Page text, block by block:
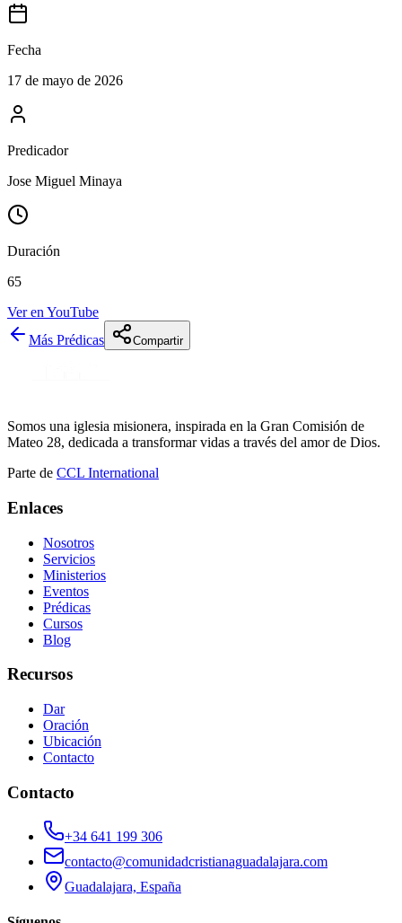
Fecha
17 de mayo de 2026
Predicador
Jose Miguel Minaya
Duración
65
Ver en YouTube
Más Prédicas
Compartir
Somos una iglesia misionera, inspirada en la Gran Comisión de
Mateo 28, dedicada a transformar vidas a través del amor de Dios.
Parte de CCL International
Enlaces
Nosotros
Servicios
Ministerios
Eventos
Prédicas
Cursos
Blog
Recursos
Dar
Oración
Ubicación
Contacto
Contacto
+34 641 199 306
contacto@comunidadcristianaguadalajara.com
Guadalajara, España